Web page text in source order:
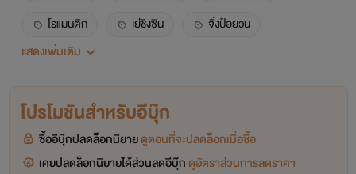
โรแมนติก
เย่ชิงซิน
จิ่งป๋อยวน
ดราม่า
แสดงเพิ่มเติม
โปรโมชันสำหรับอีบุ๊ก
ซื้ออีบุ๊กปลดล็อกนิยายดูตอนที่จะปลดล็อกเมื่อซื้อ
เคยปลดล็อกนิยายได้ส่วนลดอีบุ๊ก ดูอัตราส่วนการลดราคา